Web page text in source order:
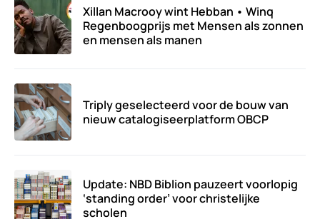
Xillan Macrooy wint Hebban • Winq
Regenboogprijs met Mensen als zonnen
en mensen als manen
Triply geselecteerd voor de bouw van
nieuw catalogiseerplatform OBCP
Update: NBD Biblion pauzeert voorlopig
‘standing order’ voor christelijke
scholen